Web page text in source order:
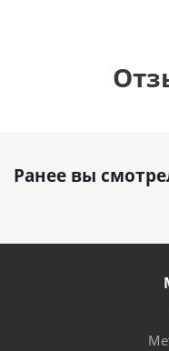
Ранее вы